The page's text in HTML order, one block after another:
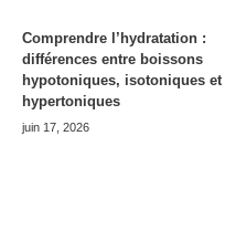
Comprendre l’hydratation :
différences entre boissons
hypotoniques, isotoniques et
hypertoniques
juin 17, 2026